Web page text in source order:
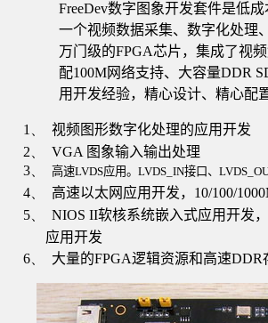
FreeDev数字图象开发套件是低
一个视频数据采集、数字化处理
万门级的FPGA芯片，集成了视频
配100M网络支持、大容量DDR
用开发经验，精心设计、精心配
1、
视频图形数字化处理的应用开发
2、
VGA 图象输入输出处理
3、
高速LVDS应用。 LVDS_IN接口、
4、 高速以太网应用开发， 10/100/
5、
NIOS II软核系统嵌入式应用开发
应用开发
6、
大量的FPGA逻辑资源和高速DDR